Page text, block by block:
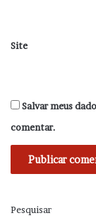
Site
Salvar meus
comentar.
Pesquisar